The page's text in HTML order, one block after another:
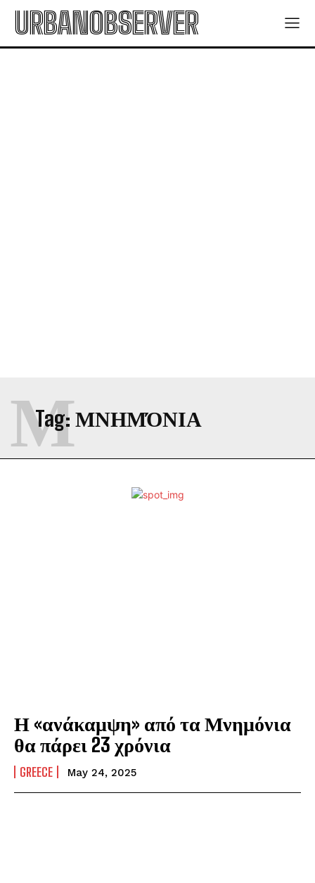
URBANOBSERVER
Tag: ΜΝΗΜΌΝΙΑ
Μ
Η «ανάκαμψη» από τα Μνημόνια
θα πάρει 23 χρόνια
GREECE May 24, 2025